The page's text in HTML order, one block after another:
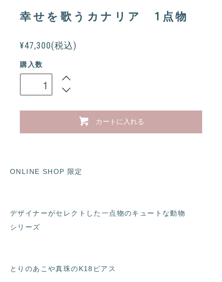
幸せを歌うカナリア 1点物
¥47,300(税込)
購入数
カートに入れる
ONLINE SHOP 限定
デザイナーがセレクトした一点物のキュートな動物
シリーズ
とりのあこや真珠のK18ピアス